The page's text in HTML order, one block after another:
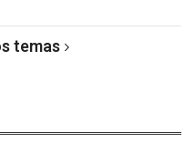
temas